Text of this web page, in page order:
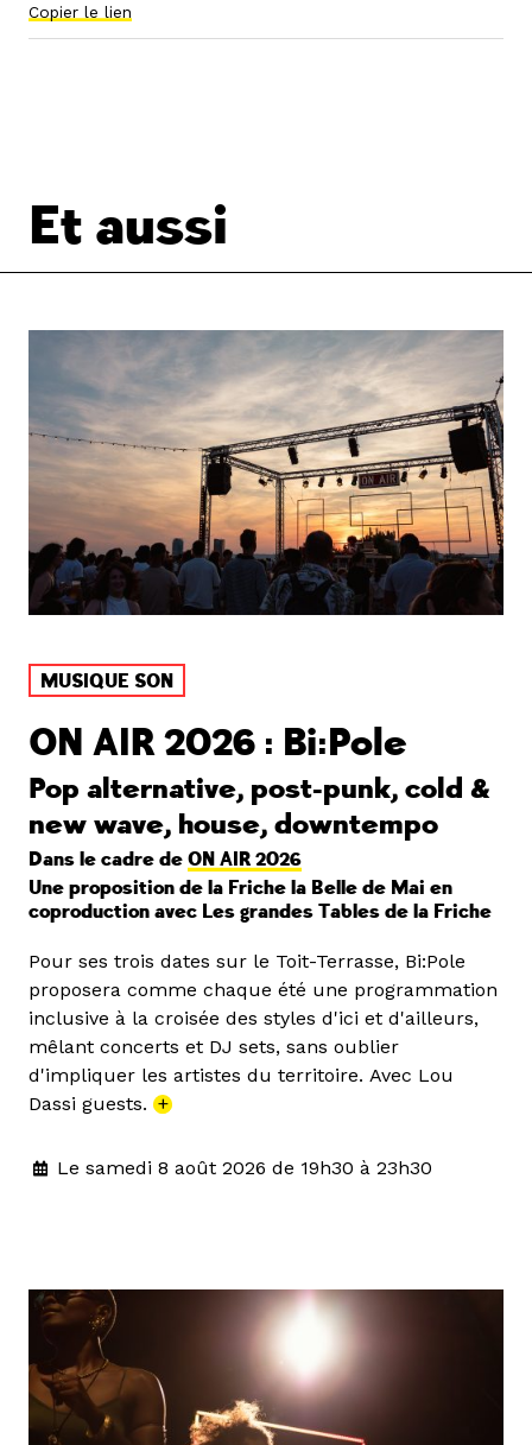
Copier le lien
Et aussi
MUSIQUE SON
ON AIR 2026 : Bi:Pole
Pop alternative, post-punk, cold &
new wave, house, downtempo
Dans le cadre de ON AIR 2026
Une proposition de la Friche la Belle de Mai en
coproduction avec Les grandes Tables de la Friche
Pour ses trois dates sur le Toit-Terrasse, Bi:Pole
proposera comme chaque été une programmation
inclusive à la croisée des styles d'ici et d'ailleurs,
mêlant concerts et DJ sets, sans oublier
d'impliquer les artistes du territoire. Avec Lou
Dassi guests. +
Le samedi 8 août 2026 de 19h30 à 23h30